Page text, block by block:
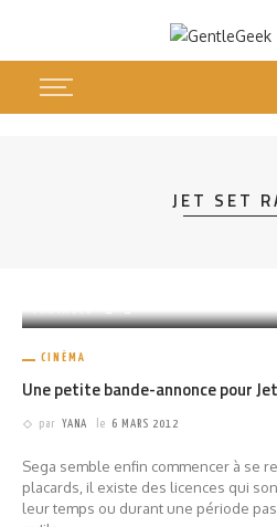
JET SET
CINÉMA
Une petite bande-annonce pour
par YANA le 6 MARS 2012
Sega semble enfin commencer à se
placards, il existe des licences qui
leur temps ou durant une période